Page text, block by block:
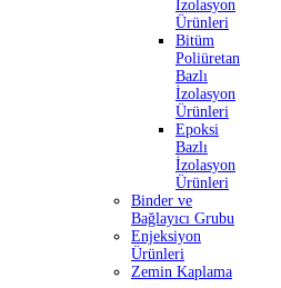
İzolasyon
Ürünleri
Bitüm
Poliüretan
Bazlı
İzolasyon
Ürünleri
Epoksi
Bazlı
İzolasyon
Ürünleri
Binder ve
Bağlayıcı Grubu
Enjeksiyon
Ürünleri
Zemin Kaplama